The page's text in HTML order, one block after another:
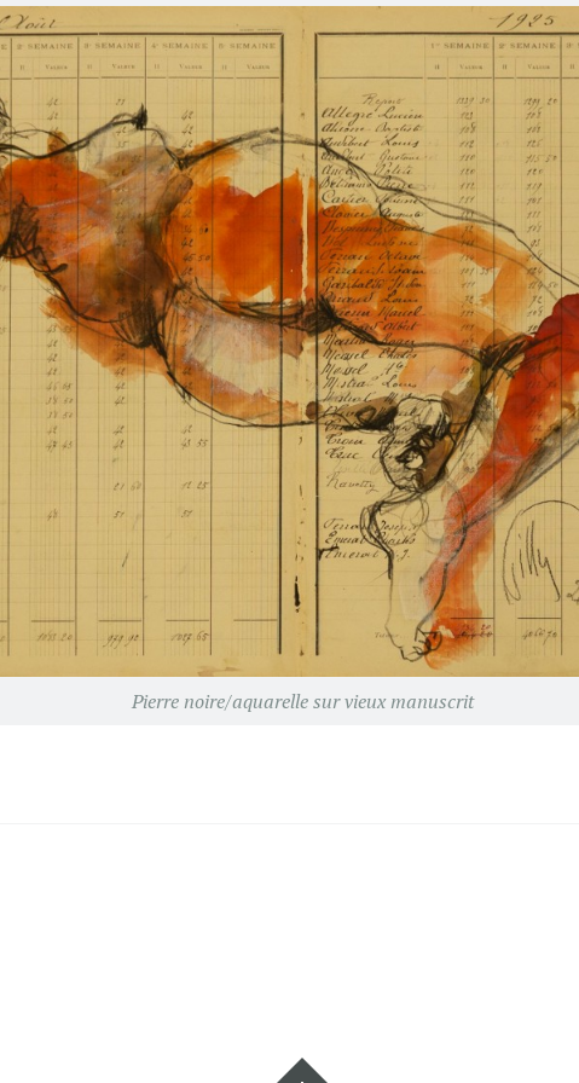
Pierre noire/aquarelle sur vieux manuscrit